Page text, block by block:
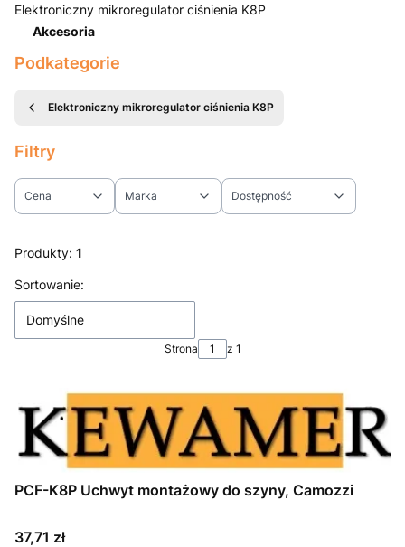
Elektroniczny mikroregulator ciśnienia K8P
Akcesoria
Koniec menu
Podkategorie
Elektroniczny mikroregulator ciśnienia K8P
Filtry
Cena Marka Dostępność
Produkty: 1
Lista produktów
Sortowanie:
Domyślne
Strona z 1
PCF-K8P Uchwyt montażowy do szyny, Camozzi
Cena
37,71 zł